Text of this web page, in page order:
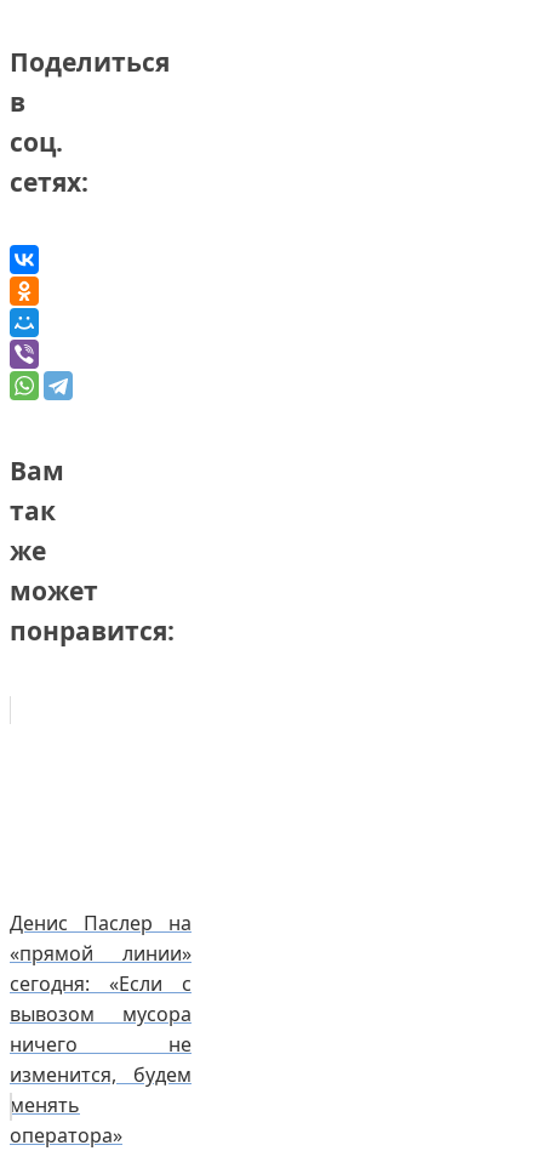
Поделиться
в
соц.
сетях:
Вам
так
же
может
понравится:
Денис Паслер на
«прямой линии»
сегодня: «Если с
вывозом мусора
ничего не
изменится, будем
менять
оператора»